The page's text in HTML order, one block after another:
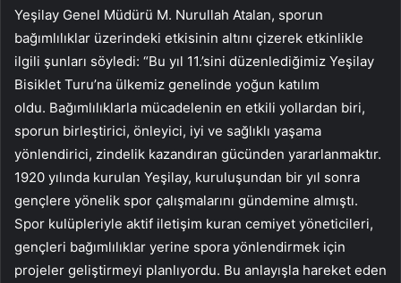
Yeşilay Genel Müdürü M. Nurullah Atalan, sporun
bağımlılıklar üzerindeki etkisinin altını çizerek etkinlikle
ilgili şunları söyledi: “Bu yıl 11.’sini düzenlediğimiz Yeşilay
Bisiklet Turu’na ülkemiz genelinde yoğun katılım
oldu. Bağımlılıklarla mücadelenin en etkili yollardan biri,
sporun birleştirici, önleyici, iyi ve sağlıklı yaşama
yönlendirici, zindelik kazandıran gücünden yararlanmaktır.
1920 yılında kurulan Yeşilay, kuruluşundan bir yıl sonra
gençlere yönelik spor çalışmalarını gündemine almıştı.
Spor kulüpleriyle aktif iletişim kuran cemiyet yöneticileri,
gençleri bağımlılıklar yerine spora yönlendirmek için
projeler geliştirmeyi planlıyordu. Bu anlayışla hareket eden